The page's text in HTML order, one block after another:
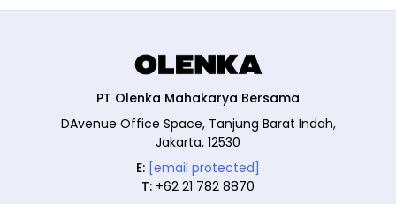
PT Olenka Mahakarya Bersama
DAvenue Office Space, Tanjung Barat Indah,
Jakarta, 12530
E: [email protected]
T: +62 21 782 8870